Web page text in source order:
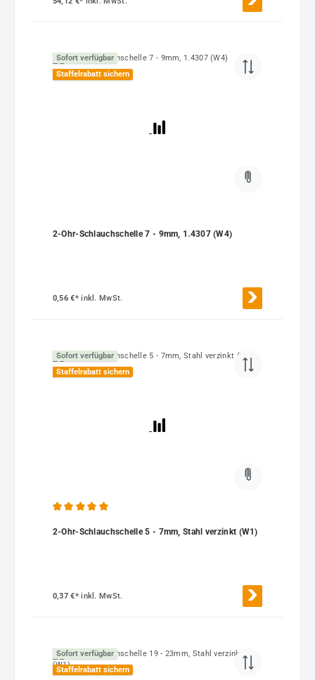
Sofort verfügbar
Staffelrabatt sichern
2-Ohr-Schlauchschelle 7 - 9mm, 1.4307 (W4)
0,56 €*inkl. MwSt.
Sofort verfügbar
Staffelrabatt sichern
2-Ohr-Schlauchschelle 5 - 7mm, Stahl verzinkt (W1)
0,37 €*inkl. MwSt.
Sofort verfügbar
Staffelrabatt sichern